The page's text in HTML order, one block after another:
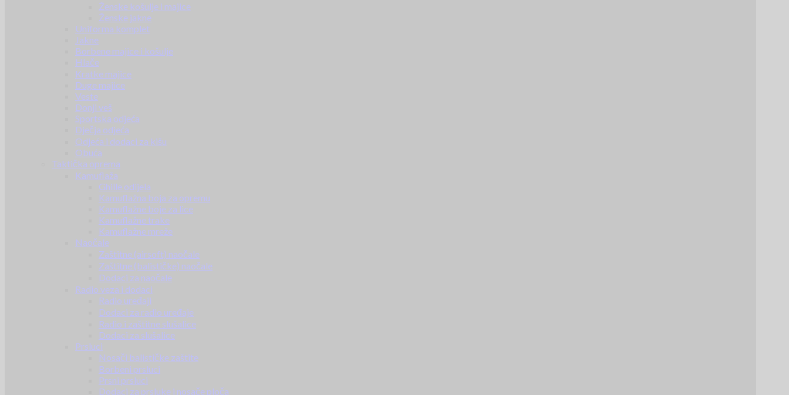
Ženske košulje i majice
Ženske jakne
Uniforma komplet
Jakne
Borbene majice i košulje
Hlače
Kratke majice
Duge majice
Veste
Donji veš
Sportska odjeća
Dječja odjeća
Odjeća i dodaci za kišu
Obuća
Taktička oprema
Kamuflaža
Ghille odijela
Kamuflažna boja za opremu
Kamuflažne boje za lice
Kamuflažne trake
Kamuflažne mreže
Naočale
Zaštitne (airsoft) naočale
Zaštitne (balističke) naočale
Dodaci za naočale
Radio veza i dodaci
Radio uređaji
Dodaci za radio uređaje
Radio i zaštitne slušalice
Dodaci za slušalice
Prsluci
Nosači balističke zaštite
Borbeni prsluci
Prsni prsluci
Dodaci za prsluke i nosače ploča